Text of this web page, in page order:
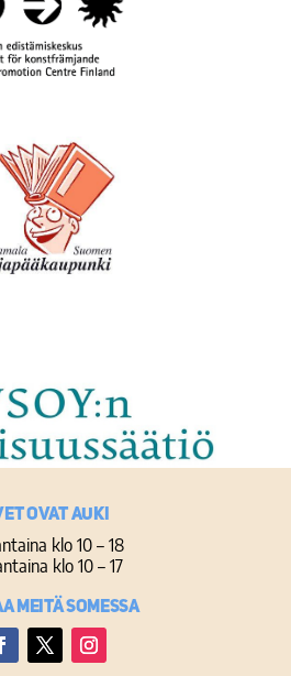
ovat auki
klo 10 – 18
klo 10 – 17
meitä somessa